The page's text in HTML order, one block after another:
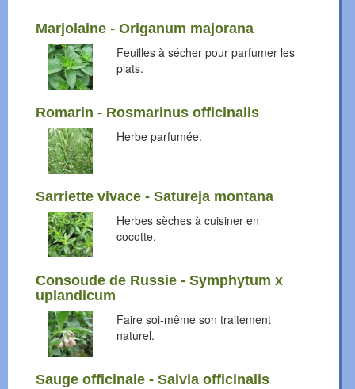
Marjolaine - Origanum majorana
Feuilles à sécher pour parfumer les
plats.
Romarin - Rosmarinus officinalis
Herbe parfumée.
Sarriette vivace - Satureja montana
Herbes sèches à cuisiner en
cocotte.
Consoude de Russie - Symphytum x
uplandicum
Faire soi-même son traitement
naturel.
Sauge officinale - Salvia officinalis